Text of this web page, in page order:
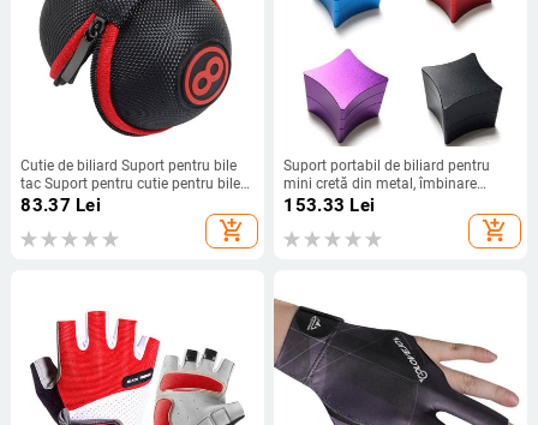
Cutie de biliard Suport pentru bile
tac Suport pentru cutie pentru bile
tac Geanta de depozitare cerc
Minge de antrenament cu catarama
din aliaj de aluminiu
83.37 Lei
add_shopping_cart
Suport portabil de biliard pentru
mini cretă din metal, îmbinare
pentru crete pentru piscină, cutie de
transport, accesorii pentru snooker
153.33 Lei
add_shopping_cart